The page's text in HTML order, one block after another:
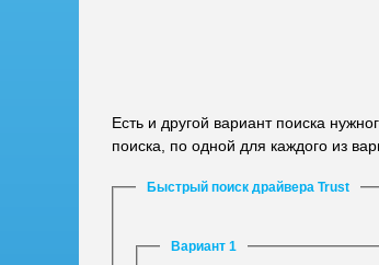
Есть и другой вариант поиска
поиска, по одной для каждого из
Быстрый поиск драйвера Trust
Вариант 1